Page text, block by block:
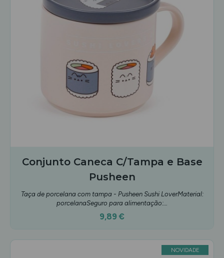
Conjunto Caneca C/Tampa e Base
Pusheen
Taça de porcelana com tampa - Pusheen Sushi LoverMaterial:
porcelanaSeguro para alimentação:…
9,89 €
NOVIDADE